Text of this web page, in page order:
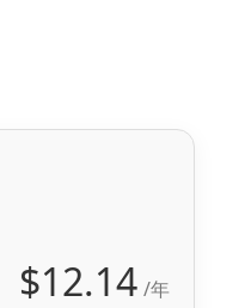
$12.14 /年